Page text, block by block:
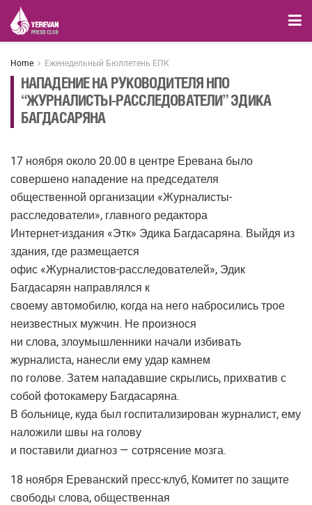
Home Еженедельный Бюллетень ЕПК
НАПАДЕНИЕ НА РУКОВОДИТЕЛЯ НПО
“ЖУРНАЛИСТЫ-РАССЛЕДОВАТЕЛИ” ЭДИКА
БАГДАСАРЯНА
17 ноября около 20.00 в центре Еревана было
совершено нападение на председателя
общественной организации «Журналисты-
расследователи», главного редактора
Интернет-издания «Этк» Эдика Багдасаряна. Выйдя из
здания, где размещается
офис «Журналистов-расследователей», Эдик
Багдасарян направлялся к
своему автомобилю, когда на него набросились трое
неизвестных мужчин. Не произнося
ни слова, злоумышленники начали избивать
журналиста, нанесли ему удар камнем
по голове. Затем нападавшие скрылись, прихватив с
собой фотокамеру Багдасаряна.
В больнице, куда был госпитализирован журналист, ему
наложили швы на голову
и поставили диагноз — сотрясение мозга.
18 ноября Ереванский пресс-клуб, Комитет по защите
свободы слова, общественная